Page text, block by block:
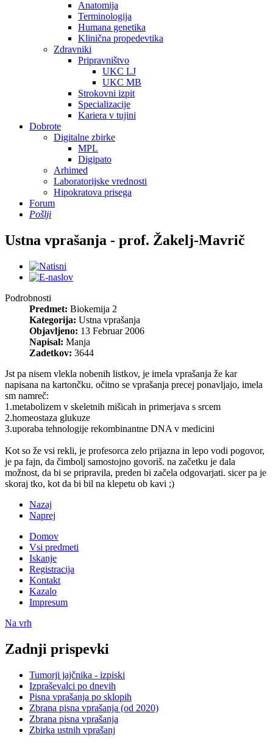
Anatomija
Terminologija
Humana genetika
Klinična propedevtika
Zdravniki
Pripravništvo
UKC LJ
UKC MB
Strokovni izpit
Specializacije
Kariera v tujini
Dobrote
Digitalne zbirke
MPL
Digipato
Arhimed
Laboratorijske vrednosti
Hipokratova prisega
Forum
Pošlji
Ustna vprašanja - prof. Žakelj-Mavrič
Podrobnosti
Predmet: Biokemija 2
Kategorija: Ustna vprašanja
Objavljeno: 13 Februar 2006
Napisal: Manja
Zadetkov: 3644
Jst pa nisem vlekla nobenih listkov, je imela vprašanja že kar
napisana na kartončku. očitno se vprašanja precej ponavljajo, imela
sm namreč:
1.metabolizem v skeletnih mišicah in primerjava s srcem
2.homeostaza glukuze
3.uporaba tehnologije rekombinantne DNA v medicini
Kot so že vsi rekli, je profesorca zelo prijazna in lepo vodi pogovor,
je pa fajn, da čimbolj samostojno govoriš. na začetku je dala
možnost, da bi se pripravila, preden bi začela odgovarjati. sicer pa je
skoraj tko, kot da bi bil na klepetu ob kavi ;)
Nazaj
Naprej
Domov
Vsi predmeti
Iskanje
Registracija
Kontakt
Kazalo
Impresum
Na vrh
Zadnji prispevki
Tumorji jajčnika - izpiski
Izpraševalci po dnevih
Pisna vprašanja po sklopih
Zbrana pisna vprašanja (od 2020)
Zbrana pisna vprašanja
Zbirka ustnih vprašanj